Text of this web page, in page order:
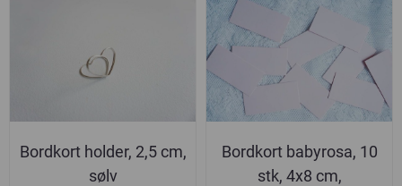
Bordkort holder, 2,5 cm,
sølv
Bordkort babyrosa, 10
stk, 4x8 cm,